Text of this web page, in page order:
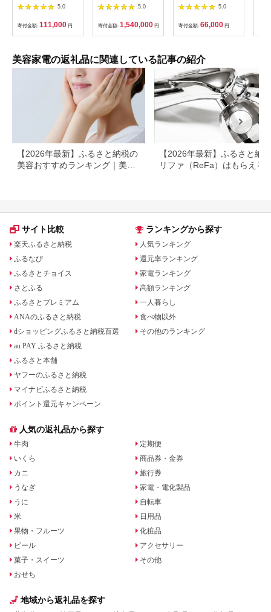
タニタ 体組成計 イン
ナースキャンデュアル
【メタリックブラック
／グレイッシュゴール
ド／パールホワイト】
5.0
寄付金額: 111,000 円
R1500-01 あんま王4
| 日用品 家電 マッサ
ージチェア あんま王
無重力 長野県 木島平
村 信州
5.0
寄付金額: 1,540,000 円
ド・フェイシャルケア
PREMIUM NP-
EHSP23BK アタッチ
メント付 頭皮ケア 頭
スパ 美顔器 マッサー
ジ ボディケア リフト
ケア フェイスケア ス
カルプ ボディ 全身 防
水 美容 美容家電 福岡
市 福岡
5.0
寄付金額: 66,000 円
美容家電の返礼品に関連している記事の紹介
【2026年最新】ふるさと納税の
美容おすすめランキング｜美容
【2026年最新】ふるさと納
リファ（ReFa）はもらえる
サイト比較
楽天ふるさと納税
ふるなび
ふるさとチョイス
さとふる
ふるさとプレミアム
ANAのふるさと納税
dショッピングふるさと納税百選
au PAY ふるさと納税
ふるさと本舗
ヤフーのふるさと納税
マイナビふるさと納税
ポイント還元キャンペーン
ランキングから探す
人気ランキング
還元率ランキング
家電ランキング
高額ランキング
一人暮らし
食べ物以外
その他のランキング
人気の返礼品から探す
牛肉
いくら
カニ
うなぎ
うに
米
果物・フルーツ
ビール
菓子・スイーツ
おせち
定期便
商品券・金券
旅行券
家電・電化製品
自転車
日用品
化粧品
アクセサリー
その他
地域から返礼品を探す